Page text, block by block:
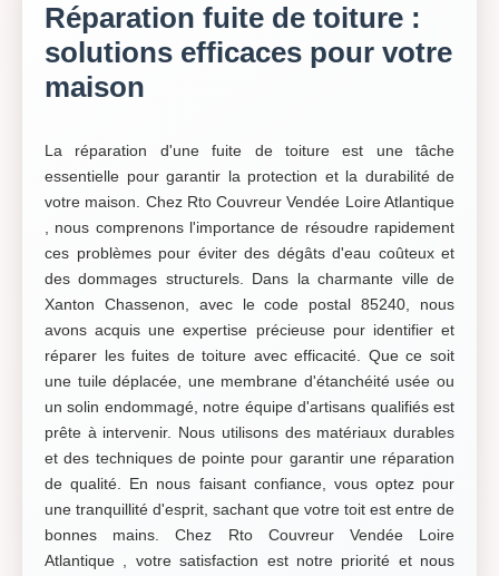
Réparation fuite de toiture :
solutions efficaces pour votre
maison
La réparation d'une fuite de toiture est une tâche
essentielle pour garantir la protection et la durabilité de
votre maison. Chez Rto Couvreur Vendée Loire Atlantique
, nous comprenons l'importance de résoudre rapidement
ces problèmes pour éviter des dégâts d'eau coûteux et
des dommages structurels. Dans la charmante ville de
Xanton Chassenon, avec le code postal 85240, nous
avons acquis une expertise précieuse pour identifier et
réparer les fuites de toiture avec efficacité. Que ce soit
une tuile déplacée, une membrane d'étanchéité usée ou
un solin endommagé, notre équipe d'artisans qualifiés est
prête à intervenir. Nous utilisons des matériaux durables
et des techniques de pointe pour garantir une réparation
de qualité. En nous faisant confiance, vous optez pour
une tranquillité d'esprit, sachant que votre toit est entre de
bonnes mains. Chez Rto Couvreur Vendée Loire
Atlantique , votre satisfaction est notre priorité et nous